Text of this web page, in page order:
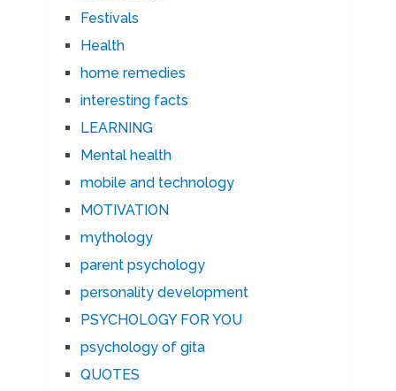
Festivals
Health
home remedies
interesting facts
LEARNING
Mental health
mobile and technology
MOTIVATION
mythology
parent psychology
personality development
PSYCHOLOGY FOR YOU
psychology of gita
QUOTES